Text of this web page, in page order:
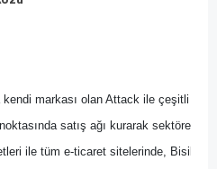
markası olan Attack ile çeşitli
satış ağı kurarak sektöre
ile tüm e-ticaret sitelerinde,